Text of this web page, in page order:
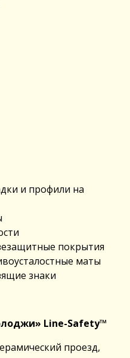
и профили на
покрытия
маты
знаки
Line-Safety™
проезд,